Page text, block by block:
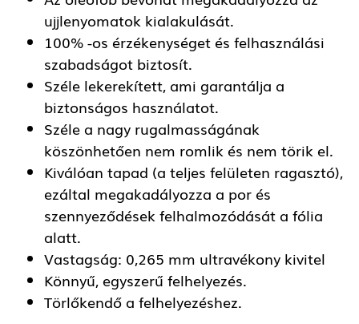
ujjlenyomatok kialakulását.
100% -os érzékenységet és felhasználási
szabadságot biztosít.
Széle lekerekített, ami garantálja a
biztonságos használatot.
Széle a nagy rugalmasságának
köszönhetően nem romlik és nem törik el.
Kiválóan tapad (a teljes felületen ragasztó),
ezáltal megakadályozza a por és
szennyeződések felhalmozódását a fólia
alatt.
Vastagság: 0,265 mm ultravékony kivitel
Könnyű, egyszerű felhelyezés.
Törlőkendő a felhelyezéshez.